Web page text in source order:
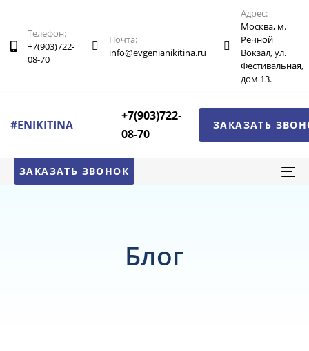
ссылки
основной
навигации
контенту
Телефон:
+7(903)722-
08-70
Почта:
info@evgenianikitina.ru
Адрес:
Москва, м.
Речной
Вокзал, ул.
Фестивальная,
дом 13.
#ENIKITINA
+7(903)722-
08-70
ЗАКАЗАТЬ
ЗАКАЗАТЬ ЗВОНОК
Блог